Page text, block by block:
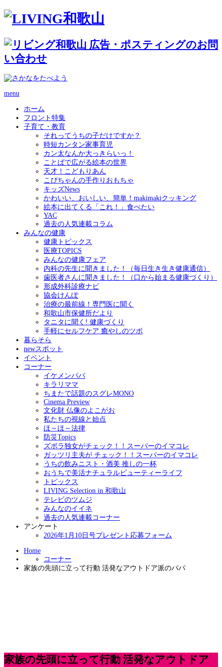
menu
ホーム
フロント特集
子育て・教育
それってうちの子だけですか？
時短カンタン家事育児
カン太なんか大っきらいっ！
ことばで広がる絵本の世界
天才！こどもりあん
こぴちゃんの手作りおもちゃ
キッズNews
かわいい、おいしい、簡単！makimakiクッキング
絵本に出てくる「これ！」食べたい
YAC
過去の人気連載コラム
みんなの健康
健康トピックス
医療TOPICS
みんなの健康フェア
内科の先生に聞きました！（毎日生き生き健康通信）
歯医者さんに聞きました！（口から始まる健康づくり）
形成外科診療ナビ
協会けんぽ
治療の最前線！専門医に聞く
和歌山市保健所だより
タニタに聞く! 健康づくり
手軽にセルフケア 癒やしのツボ
暮らそら
newスポット
イベント
コーナー
イケメンパパ
キラリママ
ちまたで話題のスグレMONO
Cinema Preview
文化財 仏像のよこがお
私たちの視線と始点
ほ～ほ～法律
防災Topics
ズボラ独女がチェック！！スーパーのイマコレ
ガッツリ主夫が チェック！！スーパーのイマコレ
うちの飲みニスト・酒美 推しの一杯
おうちで美活ナチュラルビューティーライフ
トピックス
LIVING Selection in 和歌山
テレビのツムジ
みんなのイイネ
過去の人気連載コーナー
アンケート
2026年1月10日号プレゼント応募フォーム
Home
コーナー
家族の先頭に立って行動 活発なアウトドア派のパパ
家族の先頭に立って行動 活発なアウトドア